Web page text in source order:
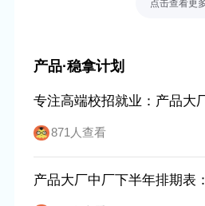
前端小公司下半年排期表：
是直接证据
点击查看更
产品·稳拿计划
专注高端校招就业：产品大
环节的前20%
871人查看
产品大厂中厂下半年排期表